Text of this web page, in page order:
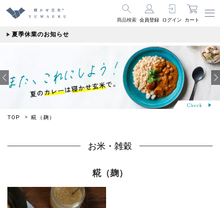
商品検索 会員登録 ログイン カート
夏季休業のお知らせ
TOP 糀（麹）
お米・雑穀
糀（麹）